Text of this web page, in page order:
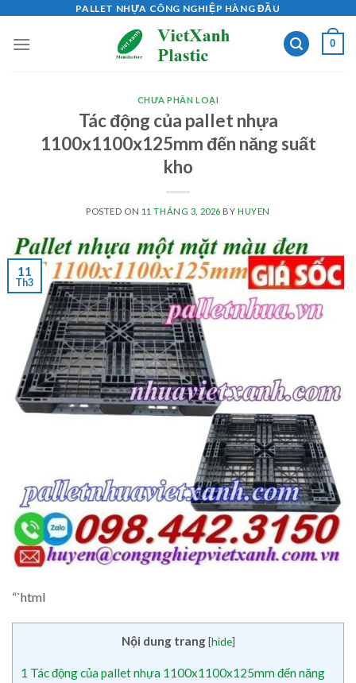
content
PALLET NHỰA CÔNG NGHIỆP HÀNG ĐẦU
0
CHƯA PHÂN LOẠI
Tác động của pallet nhựa
1100x1100x125mm đến năng suất
kho
POSTED ON 11 THÁNG 3, 2026 BY HUYEN
11
Th3
“`html
Nội dung trang [hide]
1 Tác động của pallet nhựa 1100x1100x125mm đến năng